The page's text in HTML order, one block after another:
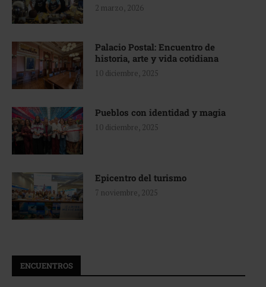
2 marzo, 2026
Palacio Postal: Encuentro de
historia, arte y vida cotidiana
10 diciembre, 2025
Pueblos con identidad y magia
10 diciembre, 2025
Epicentro del turismo
7 noviembre, 2025
ENCUENTROS